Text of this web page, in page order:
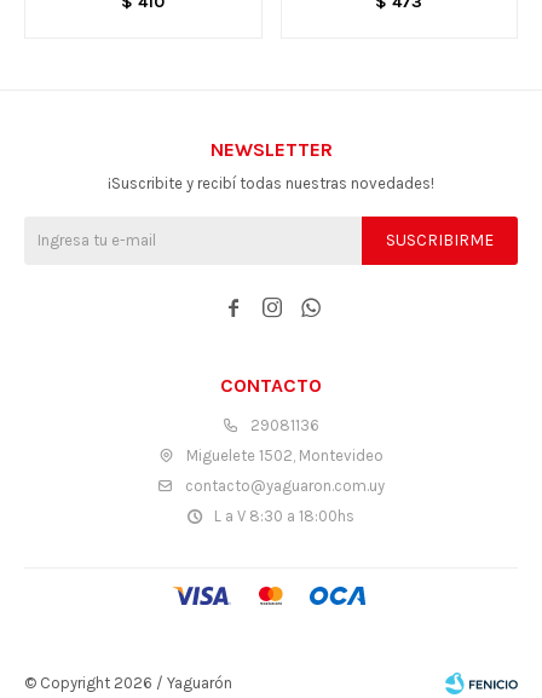
CONTACTO
29081136
Miguelete 1502, Montevideo
contacto@yaguaron.com.uy
L a V 8:30 a 18:00hs
NEWSLETTER
¡Suscribite y recibí todas nuestras novedades!
SUSCRIBIRME
  
© Copyright 2026 / Yaguarón